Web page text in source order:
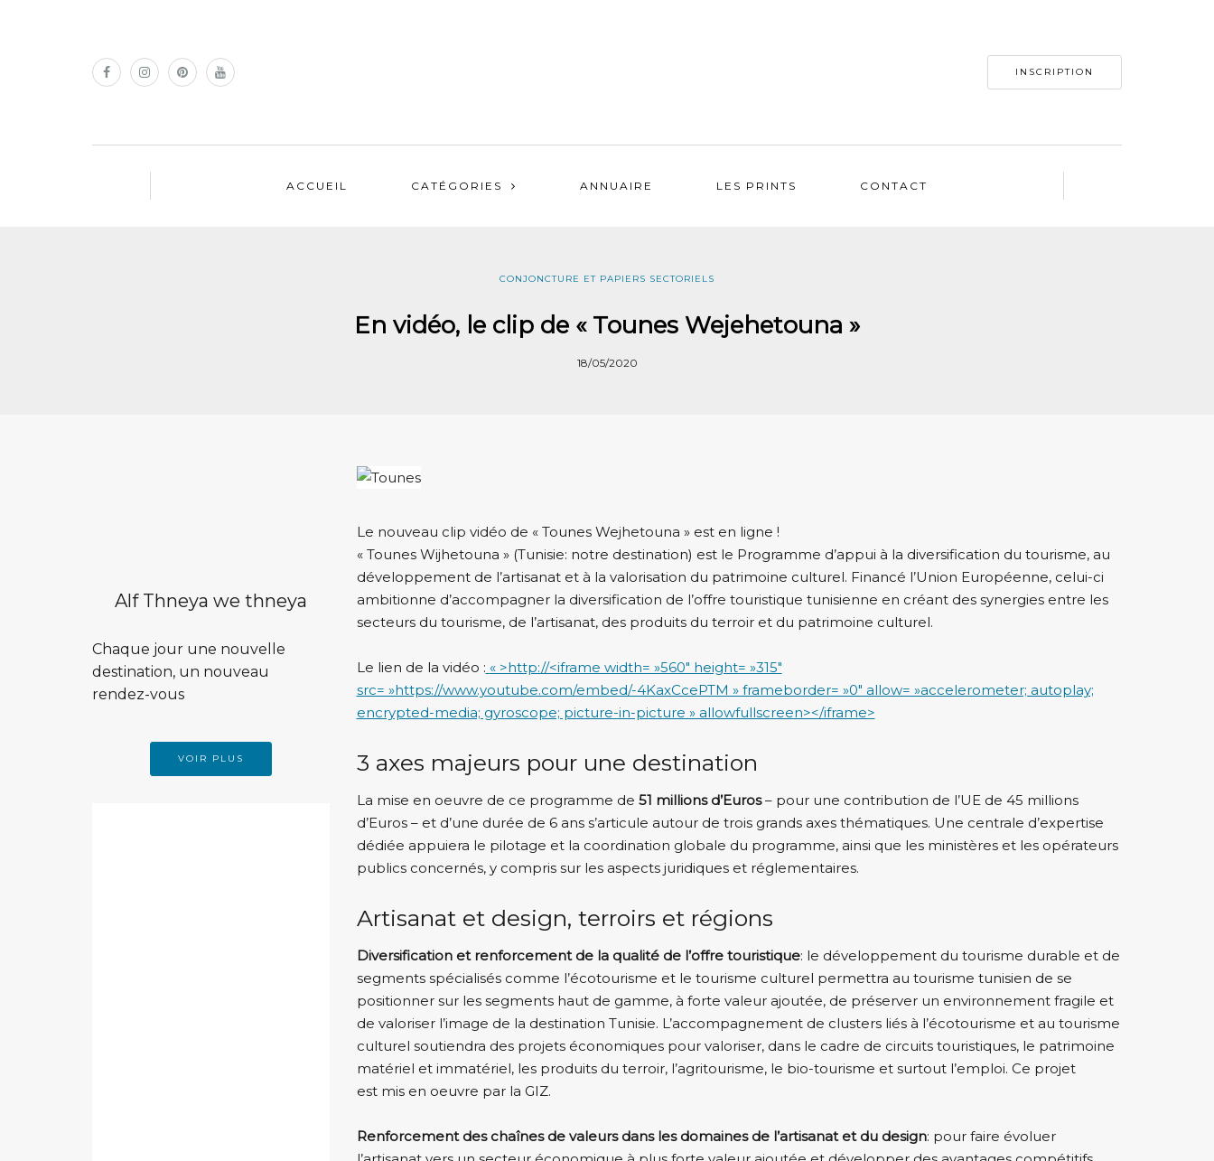
INSCRIPTION
ACCUEIL CATÉGORIES ANNUAIRE LES PRINTS CONTACT
CONJONCTURE ET PAPIERS SECTORIELS
En vidéo, le clip de « Tounes Wejehetouna »
18/05/2020
Alf Thneya we thneya
Chaque jour une nouvelle
destination, un nouveau
rendez-vous
VOIR PLUS
Le nouveau clip vidéo de « Tounes Wejhetouna » est en ligne !
« Tounes Wijhetouna » (Tunisie: notre destination) est le Programme d’appui à la diversification du tourisme, au
développement de l’artisanat et à la valorisation du patrimoine culturel. Financé l’Union Européenne, celui-ci
ambitionne d’accompagner la diversification de l’offre touristique tunisienne en créant des synergies entre les
secteurs du tourisme, de l’artisanat, des produits du terroir et du patrimoine culturel.
Le lien de la vidéo : « >http://<iframe width= »560″ height= »315″
src= »https://www.youtube.com/embed/-4KaxCcePTM » frameborder= »0″ allow= »accelerometer; autoplay;
encrypted-media; gyroscope; picture-in-picture » allowfullscreen></iframe>
3 axes majeurs pour une destination
La mise en oeuvre de ce programme de 51 millions d’Euros– pour une contribution de l’UE de 45 millions
d’Euros – et d’une durée de 6 ans s’articule autour de trois grands axes thématiques. Une centrale d’expertise
dédiée appuiera le pilotage et la coordination globale du programme, ainsi que les ministères et les opérateurs
publics concernés, y compris sur les aspects juridiques et réglementaires.
Artisanat et design, terroirs et régions
Diversification et renforcement de la qualité de l’offre touristique: le développement du tourisme durable et de
segments spécialisés comme l’écotourisme et le tourisme culturel permettra au tourisme tunisien de se
positionner sur les segments haut de gamme, à forte valeur ajoutée, de préserver un environnement fragile et
de valoriser l’image de la destination Tunisie. L’accompagnement de clusters liés à l’écotourisme et au tourisme
culturel soutiendra des projets économiques pour valoriser, dans le cadre de circuits touristiques, le patrimoine
matériel et immatériel, les produits du terroir, l’agritourisme, le bio-tourisme et surtout l’emploi. Ce projet
est mis en oeuvre par la GIZ.
Renforcement des chaînes de valeurs dans les domaines de l’artisanat et du design: pour faire évoluer